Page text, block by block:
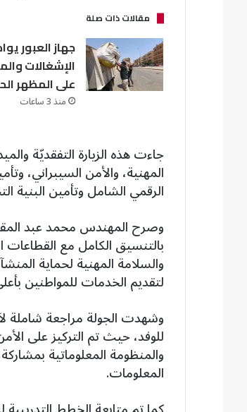
مقالات ذات صلة
جهاز العبور
الإشغالات
على المظهر
منذ 3 ساعات
جاءت هذه الزيارة التفقديّة
المهنية، والأمن السيبراني،
الرقمي الشامل وتأمين البنية
وصرح المهندس محمد عبد
بالتنسيق الكامل مع القطاعات
والسلامة المهنية لحماية
لتقديم الخدمات للمواطنين
وشهدت الجولة مراجعة شاملة
للوفد، حيث تم التركيز على
والمنظومة المعلوماتية
المعلومات.